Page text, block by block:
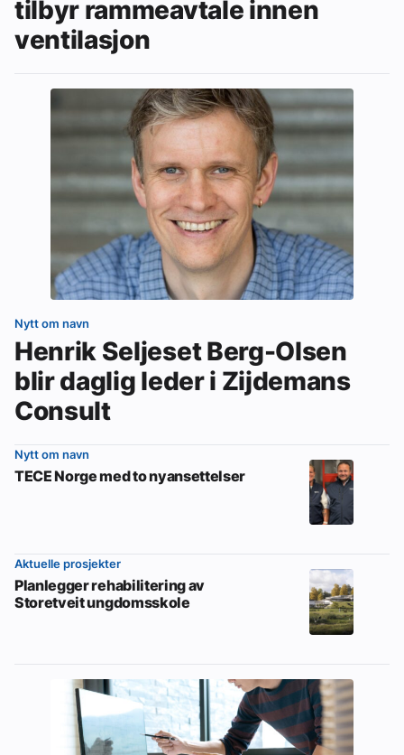
tilbyr rammeavtale innen
ventilasjon
Nytt om navn
Henrik Seljeset Berg-Olsen
blir daglig leder i Zijdemans
Consult
Nytt om navn
TECE Norge med to nyansettelser
Aktuelle prosjekter
Planlegger rehabilitering av
Storetveit ungdomsskole